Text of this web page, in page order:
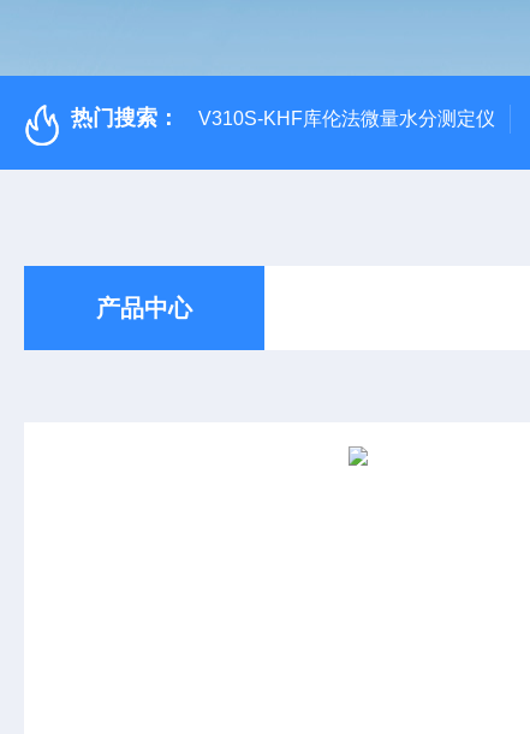
热门搜索： V310S-KHF库伦法微量水分测定仪
产品中心